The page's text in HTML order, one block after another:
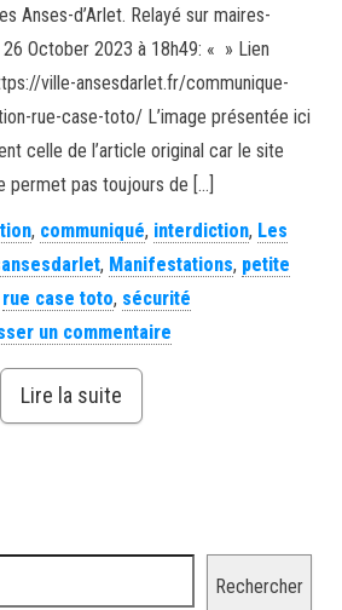
Anses-d’Arlet. Relayé sur maires-
October 2023 à 18h49: « » Lien
ville-ansesdarlet.fr/communique-
rue-case-toto/ L’image présentée ici
celle de l’article original car le site
permet pas toujours de […]
, communiqué, interdiction, Les
, Manifestations, petite
rue case toto, sécurité
un commentaire
Lire la suite
Rechercher